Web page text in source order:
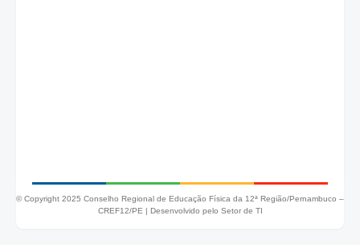
© Copyright 2025 Conselho Regional de Educação Física da 12ª Região/Pernambuco –
CREF12/PE | Desenvolvido pelo Setor de TI